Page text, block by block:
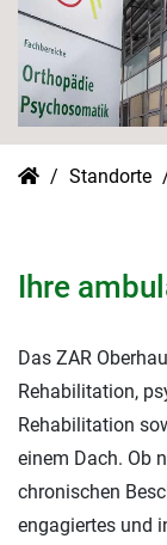
Standorte
Ihre
Das ZAR
Rehabilitation,
Rehabilitation
einem Dach. Ob
chronischen
engagiertes und